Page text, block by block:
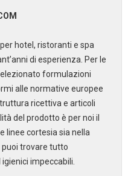
hotel, ristoranti e spa
di esperienza. Per le
formulazioni
alle normative europee
ricettiva e articoli
del prodotto è per noi il
linee cortesia sia nella
trovare tutto
impeccabili.